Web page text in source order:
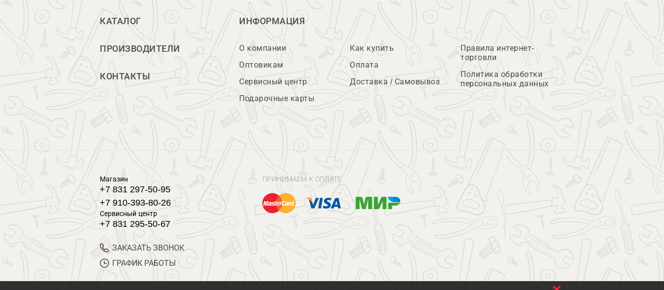
КАТАЛОГ
ПРОИЗВОДИТЕЛИ
КОНТАКТЫ
ИНФОРМАЦИЯ
О компании
Оптовикам
Сервисный центр
Подарочные карты
Как купить
Оплата
Доставка / Самовывоз
Правила интернет-
торговли
Политика обработки
персональных данных
Магазин
+7 831 297-50-95
+7 910-393-80-26
Сервисный центр
+7 831 295-50-67
ЗАКАЗАТЬ ЗВОНОК
ГРАФИК РАБОТЫ
ПРИНИМАЕМ К ОПЛАТЕ